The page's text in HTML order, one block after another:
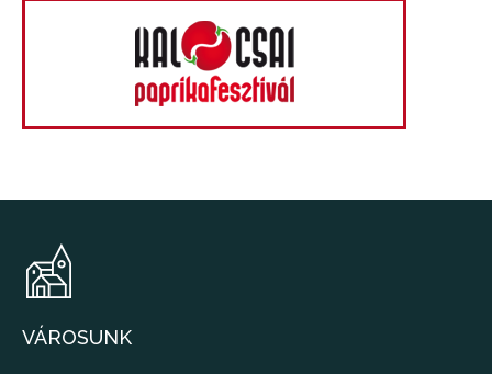
VÁROSUNK